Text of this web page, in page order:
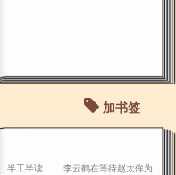
加书签
半工半读 李云鹤在等待赵太侔为